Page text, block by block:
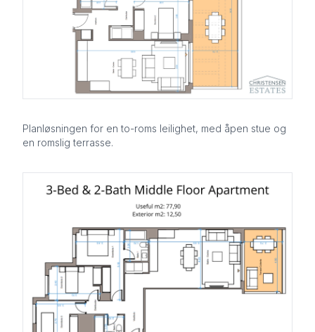
Planløsningen for en to-roms leilighet, med åpen stue og
en romslig terrasse.